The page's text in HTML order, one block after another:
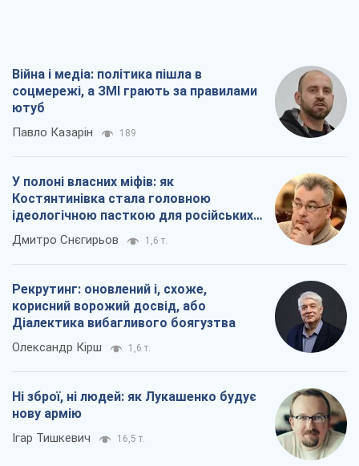
Війна і медіа: політика пішла в
соцмережі, а ЗМІ грають за правилами
ютуб
Павло Казарін 189
У полоні власних міфів: як
Костянтинівка стала головною
ідеологічною пасткою для російських
окупантів
Дмитро Снєгирьов 1,6 т.
Рекрутинг: оновлений і, схоже,
корисний ворожий досвід, або
Діалектика вибагливого боягузтва
Олександр Кірш 1,6 т.
Ні зброї, ні людей: як Лукашенко будує
нову армію
Ігар Тишкевич 16,5 т.